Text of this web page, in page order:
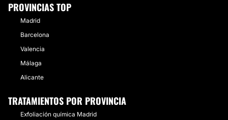
PROVINCIAS TOP
Madrid
Barcelona
Valencia
Málaga
Alicante
TRATAMIENTOS POR PROVINCIA
Exfoliación química Madrid